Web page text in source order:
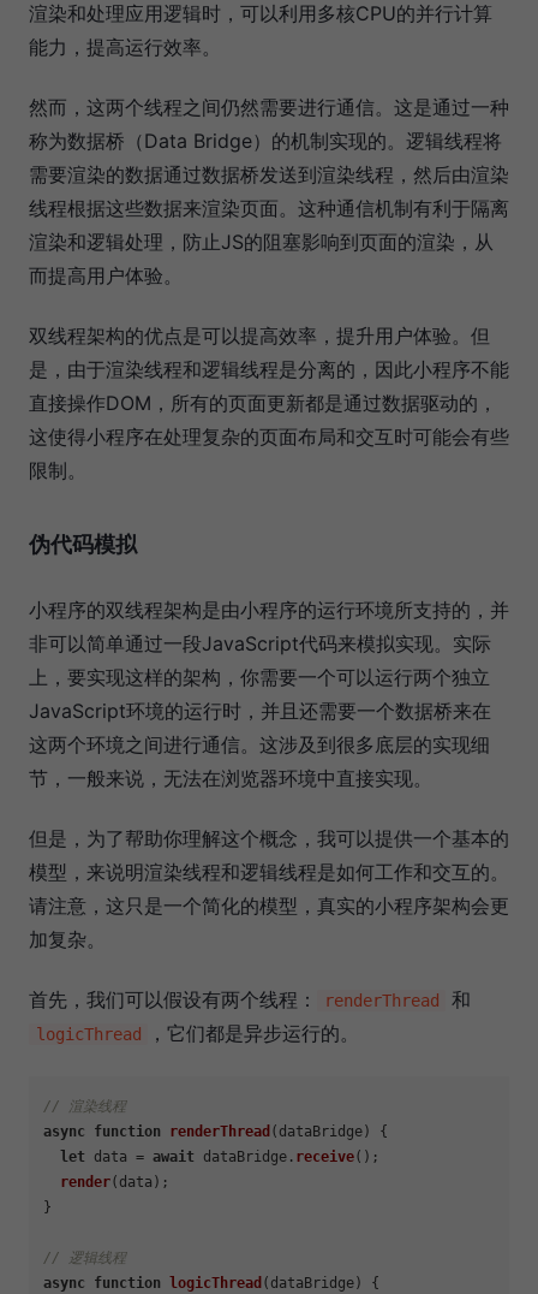
渲染和处理应用逻辑时，可以利用多核CPU的并行计算
能力，提高运行效率。
然而，这两个线程之间仍然需要进行通信。这是通过一种
称为数据桥（Data Bridge）的机制实现的。逻辑线程将
需要渲染的数据通过数据桥发送到渲染线程，然后由渲染
线程根据这些数据来渲染页面。这种通信机制有利于隔离
渲染和逻辑处理，防止JS的阻塞影响到页面的渲染，从
而提高用户体验。
双线程架构的优点是可以提高效率，提升用户体验。但
是，由于渲染线程和逻辑线程是分离的，因此小程序不能
直接操作DOM，所有的页面更新都是通过数据驱动的，
这使得小程序在处理复杂的页面布局和交互时可能会有些
限制。
伪代码模拟
小程序的双线程架构是由小程序的运行环境所支持的，并
非可以简单通过一段JavaScript代码来模拟实现。实际
上，要实现这样的架构，你需要一个可以运行两个独立
JavaScript环境的运行时，并且还需要一个数据桥来在
这两个环境之间进行通信。这涉及到很多底层的实现细
节，一般来说，无法在浏览器环境中直接实现。
但是，为了帮助你理解这个概念，我可以提供一个基本的
模型，来说明渲染线程和逻辑线程是如何工作和交互的。
请注意，这只是一个简化的模型，真实的小程序架构会更
加复杂。
首先，我们可以假设有两个线程： renderThread 和
logicThread ，它们都是异步运行的。
// 渲染线程
async
function renderThread ( dataBridge ) {
let data = await dataBridge. receive();
render(data);
}
// 逻辑线程
async
function logicThread ( dataBridge ) {